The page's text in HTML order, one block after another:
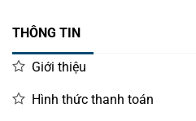
THÔNG TIN
Giới thiệu
Hình thức thanh toán